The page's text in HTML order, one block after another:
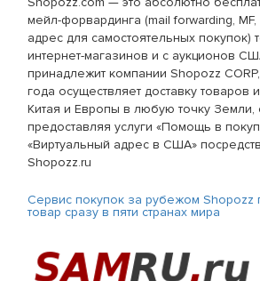
мейл-форвардинга (mail forwarding,
адрес для самостоятельных
интернет-магазинов и с аукционов
принадлежит компании Shopozz
года осуществляет доставку
Китая и Европы в любую точку
предоставляя услуги «Помощь в
«Виртуальный адрес в США»
Shopozz.ru
Сервис покупок за рубежом Shopozz
товар сразу в пяти странах мира